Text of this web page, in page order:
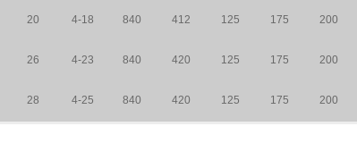
20 4-18 840 412 125 175 200
26 4-23 840 420 125 175 200
28 4-25 840 420 125 175 200